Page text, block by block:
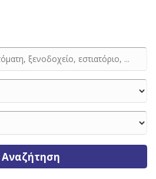
Αναζήτηση